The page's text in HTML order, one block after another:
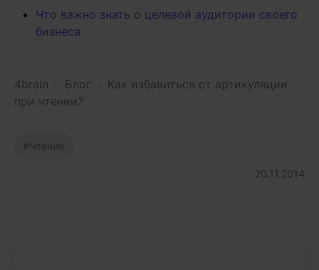
Что важно знать о целевой аудитории своего
бизнеса
4brain Блог
Как избавиться от артикуляции
при чтении?
Чтение
20.11.2014